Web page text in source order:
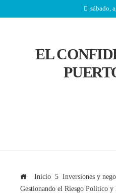
sábado,
EL
Inicio
Inversiones y
Gestionando el Riesgo Político